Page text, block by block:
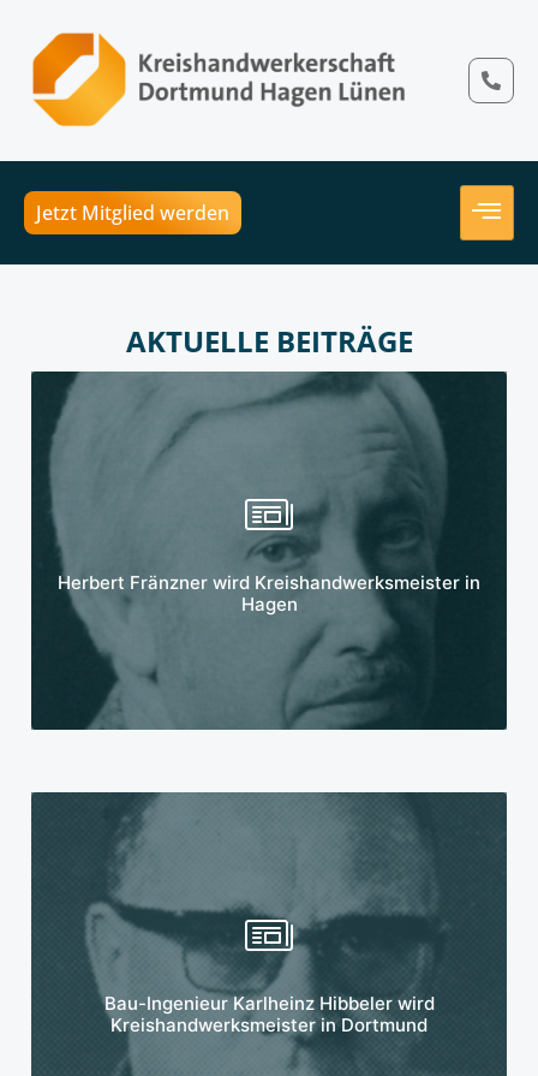
Jetzt Mitglied werden
AKTUELLE BEITRÄGE
Herbert Fränzner wird Kreishandwerksmeister in
Hagen
Mehr erfahren
Bau-Ingenieur Karlheinz Hibbeler wird
Kreishandwerksmeister in Dortmund
Mehr erfahren